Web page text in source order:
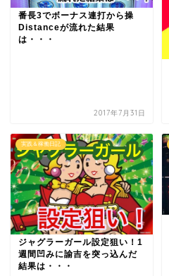
番長3でボーナス連打から操
Distanceが流れた結果
は・・・
2017年7月31日
実践＆稼働日記
ジャグラーガール設定狙い！1
週間凹みに諭吉を突っ込んだ
結果は・・・